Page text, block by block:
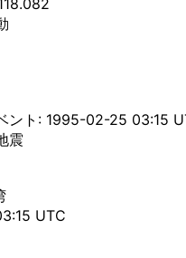
ント: 1995-02-25 03:15
震
UTC